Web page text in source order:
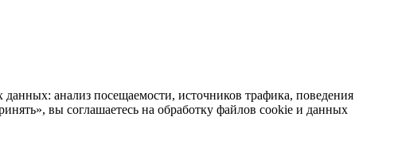
анализ посещаемости, источников трафика, поведения
вы соглашаетесь на обработку файлов cookie и данных